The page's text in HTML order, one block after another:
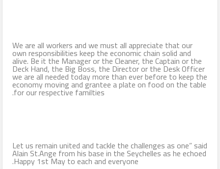
We are all workers and we must all appreciate that our
own responsibilities keep the economic chain solid and
alive. Be it the Manager or the Cleaner, the Captain or the
Deck Hand, the Big Boss, the Director or the Desk Officer
we are all needed today more than ever before to keep the
economy moving and grantee a plate on food on the table
for our respective familties.
Let us remain united and tackle the challenges as one” said
Alain St.Ange from his base in the Seychelles as he echoed
Happy 1st May to each and everyone.